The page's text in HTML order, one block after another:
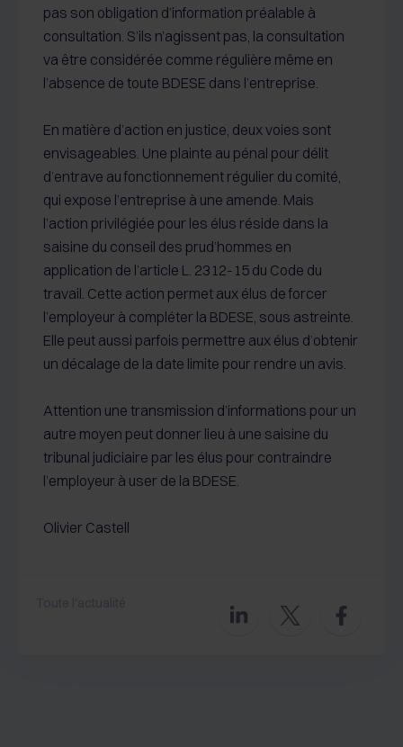
pas son obligation d’information préalable à
consultation. S’ils n’agissent pas, la consultation
va être considérée comme régulière même en
l’absence de toute BDESE dans l’entreprise.
En matière d’action en justice, deux voies sont
envisageables. Une plainte au pénal pour délit
d’entrave au fonctionnement régulier du comité,
qui expose l’entreprise à une amende. Mais
l’action privilégiée pour les élus réside dans la
saisine du conseil des prud’hommes en
application de l’article L. 2312-15 du Code du
travail. Cette action permet aux élus de forcer
l’employeur à compléter la BDESE, sous astreinte.
Elle peut aussi parfois permettre aux élus d’obtenir
un décalage de la date limite pour rendre un avis.
Attention une transmission d’informations pour un
autre moyen peut donner lieu à une saisine du
tribunal judiciaire par les élus pour contraindre
l’employeur à user de la BDESE.
Olivier Castell